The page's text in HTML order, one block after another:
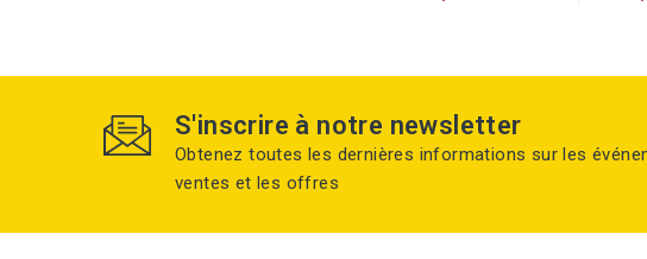
S'inscrire à notre newsletter
Obtenez toutes les dernières informations sur les
ventes et les offres